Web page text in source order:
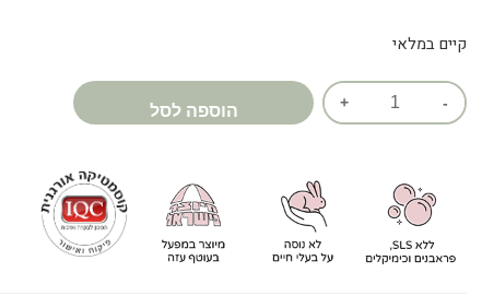
קיים במלאי
הוספה לסל